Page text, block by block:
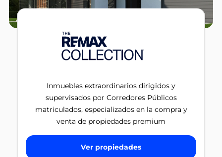
Inmuebles extraordinarios dirigidos y
supervisados por Corredores Públicos
matriculados, especializados en la compra y
venta de propiedades premium
Ver propiedades